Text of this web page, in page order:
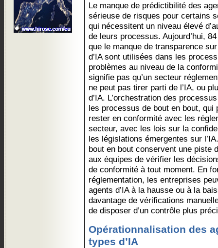
Le manque de prédictibilité des
sérieuse de risques pour certains
qui nécessitent un niveau élevé
de leurs processus. Aujourd’hui,
que le manque de transparence
d’IA sont utilisées dans les
problèmes au niveau de la
signifie pas qu’un secteur
ne peut pas tirer parti de l’IA, ou
d’IA. L’orchestration des
les processus de bout en bout, qui
rester en conformité avec les
secteur, avec les lois sur la
les législations émergentes sur
bout en bout conservent une piste
aux équipes de vérifier les
de conformité à tout moment. En
réglementation, les entreprises
agents d’IA à la hausse ou à la
davantage de vérifications
de disposer d’un contrôle plus
Opérationnalisation des
types d’IA